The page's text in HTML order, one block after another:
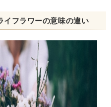
イフラワーの意味の違い